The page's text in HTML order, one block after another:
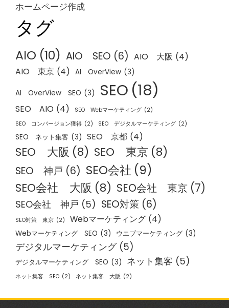
ホームページ作成
タグ
AIO (10) AIO SEO (6) AIO 大阪 (4)
AIO 東京 (4) AI OverView (3)
AI OverView SEO (3) SEO (18)
SEO AIO (4) SEO Webマーケティング (2)
SEO コンバージョン獲得 (2) SEO デジタルマーケティング (2)
SEO ネット集客 (3) SEO 京都 (4)
SEO 大阪 (8) SEO 東京 (8)
SEO 神戸 (6) SEO会社 (9)
SEO会社 大阪 (8) SEO会社 東京 (7)
SEO会社 神戸 (5) SEO対策 (6)
SEO対策 東京 (2) Webマーケティング (4)
Webマーケティング SEO (3) ウエブマーケティング (3)
デジタルマーケティング (5)
デジタルマーケティング SEO (3) ネット集客 (5)
ネット集客 SEO (2) ネット集客 大阪 (2)